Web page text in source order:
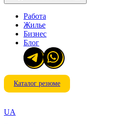
Работа
Жилье
Бизнес
Блог
Каталог резюме
UA